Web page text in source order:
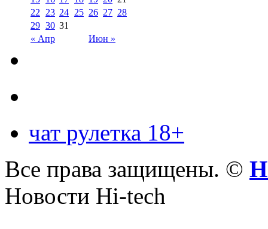
« Апр Июн »
22
23 24 25 26 27 28
29 30 31
чат рулетка 18+
Все права защищены. ©
Новости Hi-tech